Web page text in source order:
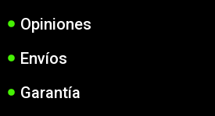
Opiniones
Envíos
Garantía